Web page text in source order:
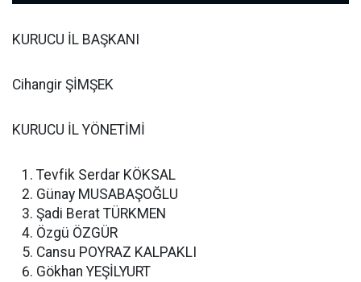
KURUCU İL BAŞKANI
Cihangir ŞİMŞEK
KURUCU İL YÖNETİMİ
Tevfik Serdar KÖKSAL
Günay MUSABAŞOĞLU
Şadi Berat TÜRKMEN
Özgü ÖZGÜR
Cansu POYRAZ KALPAKLI
Gökhan YEŞİLYURT